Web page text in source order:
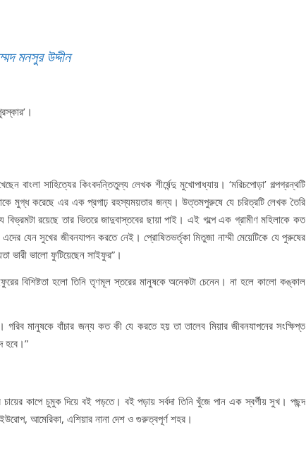
মনসুর উদ্দীন
বাংলা সাহিত্যের কিংবদন্তিতুল্য লেখক শীর্ষেন্দু মুখোপাধ্যায়। ‘মরিচপোড়া’ গল্পগ্রন্থটি
মুগ্ধ করেছে এর এক প্রগাঢ় রহস্যময়তার জন্য। উত্তমপুরুষে যে চরিত্রটি লেখক তৈরি
রয়েছে তার ভিতরে জাদুবাস্তবের ছায়া পাই। এই গল্পে এক গ্রামীণ মহিলাকে কত
যেন সুখের জীবনযাপন করতে নেই। প্রোষিতভর্তৃকা মিতুজা নাম্মী মেয়েটিকে যে পুরুষের
ভারী ভালো ফুটিয়েছেন সাইফুর”।
বিশিষ্টতা হলো তিনি তৃণমূল স্তরের মানুষকে অনেকটা চেনেন। না হলে কালো কঙ্কাল
মানুষকে বাঁচার জন্য কত কী যে করতে হয় তা তালেব মিয়ার জীবনযাপনের সংক্ষিপ্ত
হবে।”
কাপে চুমুক দিয়ে বই পড়তে। বই পড়ায় সর্বদা তিনি খুঁজে পান এক স্বর্গীয় সুখ। পছন্দ
আমেরিকা, এশিয়ার নানা দেশ ও গুরুত্বপূর্ণ শহর।